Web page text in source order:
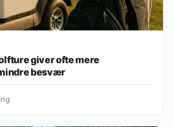
giver ofte mere
besvær